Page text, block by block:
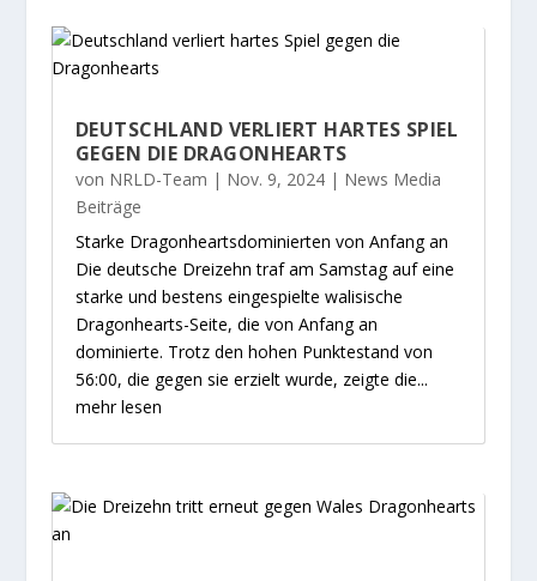
DEUTSCHLAND VERLIERT HARTES SPIEL
GEGEN DIE DRAGONHEARTS
von NRLD-Team | Nov. 9, 2024| News Media
Beiträge
Starke Dragonheartsdominierten von Anfang an
Die deutsche Dreizehn traf am Samstag auf eine
starke und bestens eingespielte walisische
Dragonhearts-Seite, die von Anfang an
dominierte. Trotz den hohen Punktestand von
56:00, die gegen sie erzielt wurde, zeigte die...
mehr lesen